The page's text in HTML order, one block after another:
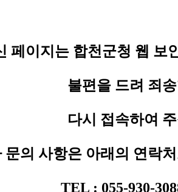
페이지는 합천군청 웹 보
불편을 드려 죄
다시 접속하여
문의 사항은 아래의 연락
TEL : 055-930-